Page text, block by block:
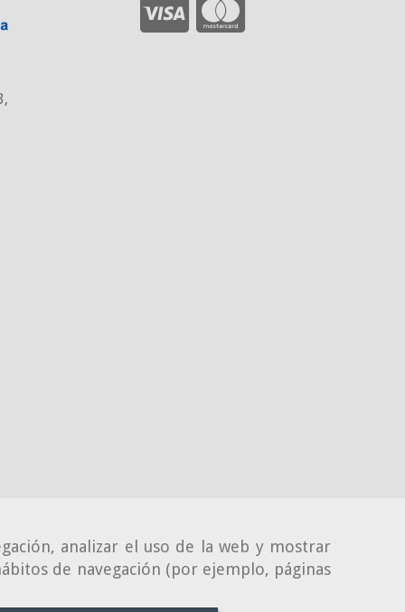
analizar el uso de la web y mostrar
de navegación (por ejemplo, páginas
,